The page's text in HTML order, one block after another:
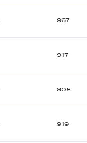
967
917
908
919